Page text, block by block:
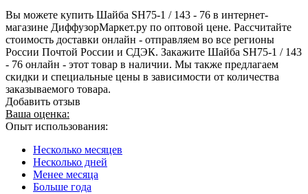
Вы можете купить Шайба SH75-1 / 143 - 76 в интернет-
магазине ДиффузорМаркет.ру по оптовой цене. Рассчитайте
стоимость доставки онлайн - отправляем во все регионы
России Почтой России и СДЭК. Закажите Шайба SH75-1 / 143
- 76 онлайн - этот товар в наличии. Мы также предлагаем
скидки и специальные цены в зависимости от количества
заказываемого товара.
Добавить отзыв
Ваша оценка:
Опыт использования:
Несколько месяцев
Несколько дней
Менее месяца
Больше года